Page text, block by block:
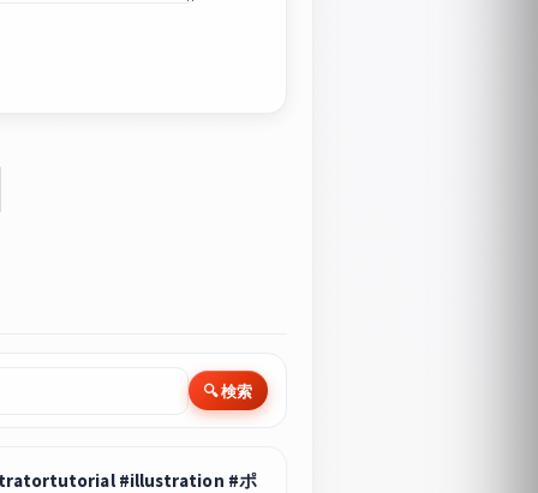
🔍 検索
#illustration #ポ